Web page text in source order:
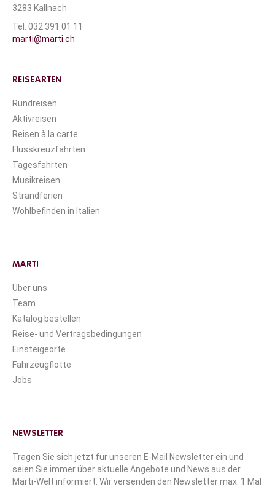
3283 Kallnach
Tel. 032 391 01 11
marti@marti.ch
REISEARTEN
Rundreisen
Aktivreisen
Reisen à la carte
Flusskreuzfahrten
Tagesfahrten
Musikreisen
Strandferien
Wohlbefinden in Italien
MARTI
Über uns
Team
Katalog bestellen
Reise- und Vertragsbedingungen
Einsteigeorte
Fahrzeugflotte
Jobs
NEWSLETTER
Tragen Sie sich jetzt für unseren E-Mail Newsletter ein und
seien Sie immer über aktuelle Angebote und News aus der
Marti-Welt informiert. Wir versenden den Newsletter max. 1 Mal